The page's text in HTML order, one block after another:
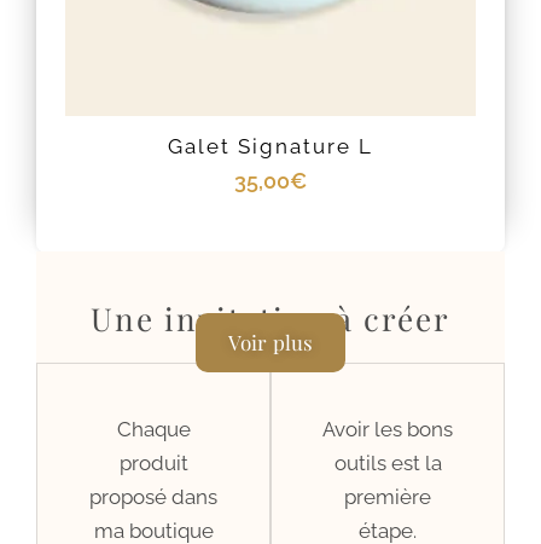
Galet Signature L
35,00€
Voir plus
Une invitation à créer
Chaque
produit
proposé dans
ma boutique
Avoir les bons
outils est la
première
étape.